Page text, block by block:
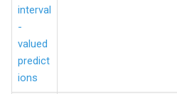
interval
-
valued
predict
ions